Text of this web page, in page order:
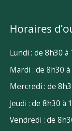
Horaires
Lundi : de 8h30
Mardi : de 8h30
Mercredi : de
Jeudi : de 8h30 à
Vendredi : de